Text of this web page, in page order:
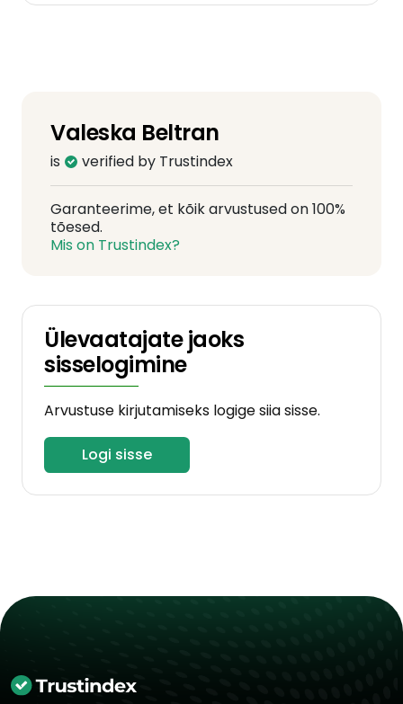
Valeska Beltran
is verified by Trustindex
Garanteerime, et kõik arvustused on 100%
tõesed.
Mis on Trustindex?
Ülevaatajate jaoks
sisselogimine
Arvustuse kirjutamiseks logige siia sisse.
Logi sisse